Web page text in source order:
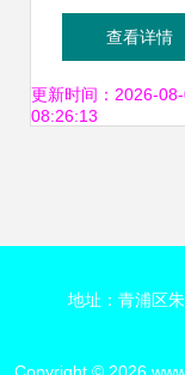
茶楼与办公设
隐秘密码
查看详情
更新时间：2026-
08:26:13
地址：青浦区